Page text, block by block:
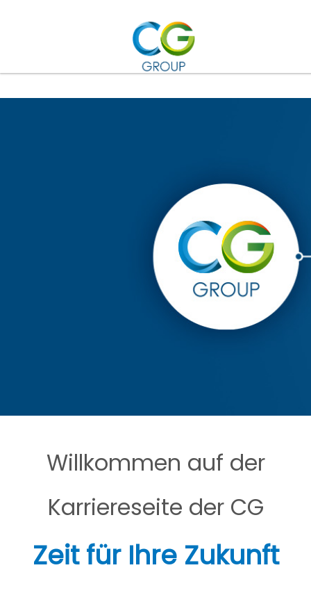
Willkommen auf der
Karriereseite der CG
Zeit für Ihre Zukunft